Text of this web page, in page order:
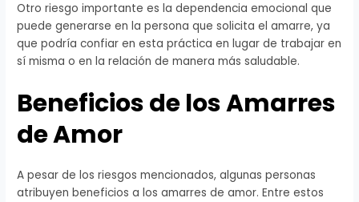
Otro riesgo importante es la dependencia emocional que
puede generarse en la persona que solicita el amarre, ya
que podría confiar en esta práctica en lugar de trabajar en
sí misma o en la relación de manera más saludable.
Beneficios de los Amarres
de Amor
A pesar de los riesgos mencionados, algunas personas
atribuyen beneficios a los amarres de amor. Entre estos